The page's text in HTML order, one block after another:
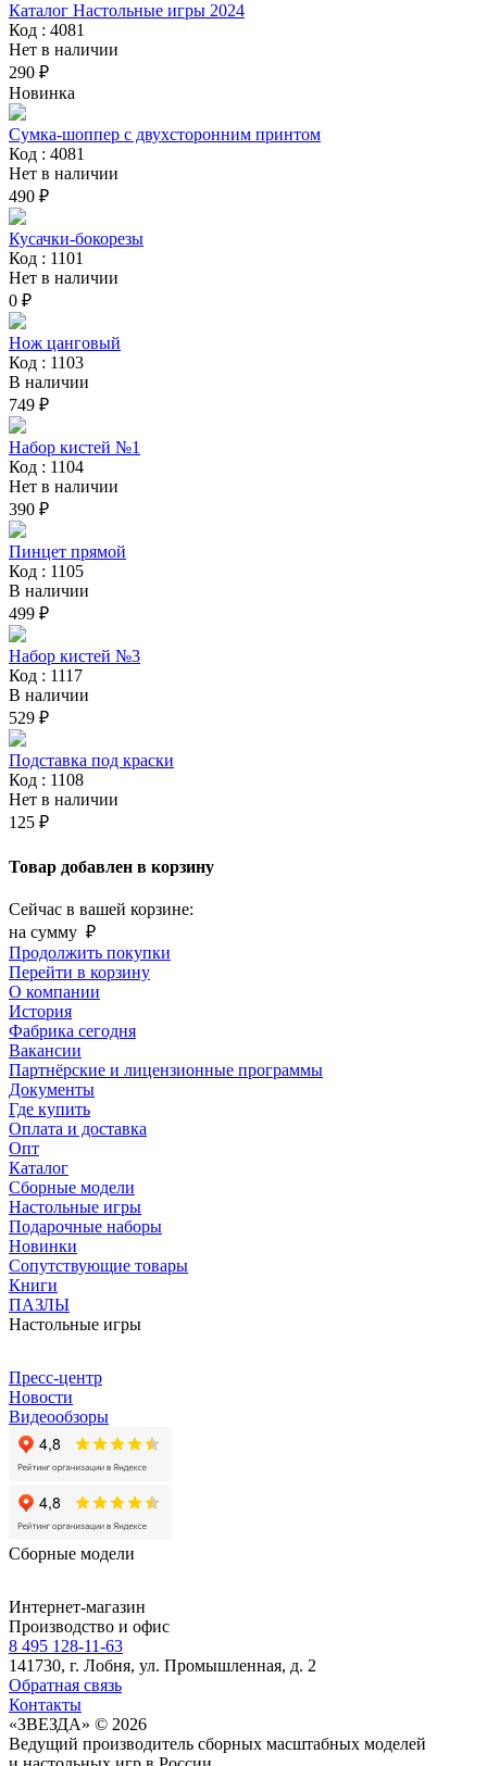
Каталог Настольные игры 2024
Код : 4081
Нет в наличии
290 ₽
Новинка
Сумка-шоппер с двухсторонним принтом
Код : 4081
Нет в наличии
490 ₽
Кусачки-бокорезы
Код : 1101
Нет в наличии
0 ₽
Нож цанговый
Код : 1103
В наличии
749 ₽
Набор кистей №1
Код : 1104
Нет в наличии
390 ₽
Пинцет прямой
Код : 1105
В наличии
499 ₽
Набор кистей №3
Код : 1117
В наличии
529 ₽
Подставка под краски
Код : 1108
Нет в наличии
125 ₽
Товар добавлен в корзину
Сейчас в вашей корзине:
на сумму ₽
Продолжить покупки
Перейти в корзину
О компании
История
Фабрика сегодня
Вакансии
Партнёрские и лицензионные программы
Документы
Где купить
Оплата и доставка
Опт
Каталог
Сборные модели
Настольные игры
Подарочные наборы
Новинки
Сопутствующие товары
Книги
ПАЗЛЫ
Настольные игры
Пресс-центр
Новости
Видеообзоры
Сборные модели
Интернет-магазин
Производство и офис
8 495 128-11-63
141730, г. Лобня, ул. Промышленная, д. 2
Обратная связь
Контакты
«ЗВЕЗДА» © 2026
Ведущий производитель сборных масштабных моделей